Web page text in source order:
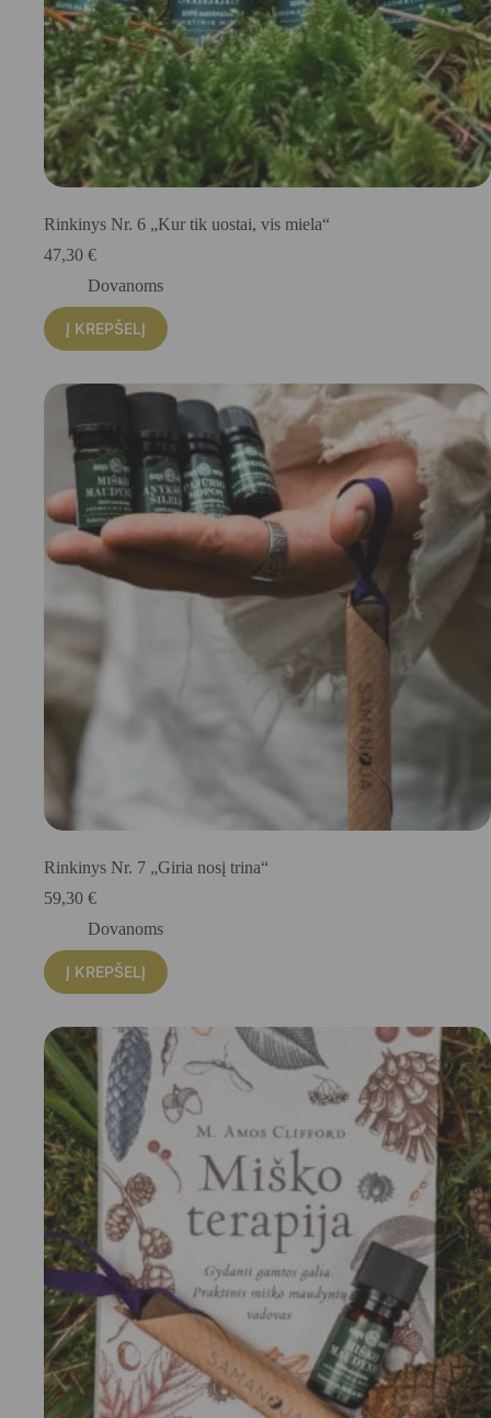
Rinkinys Nr. 6 „Kur tik uostai, vis miela“
47,30 €
Dovanoms
Į KREPŠELĮ
Rinkinys Nr. 7 „Giria nosį trina“
59,30 €
Dovanoms
Į KREPŠELĮ